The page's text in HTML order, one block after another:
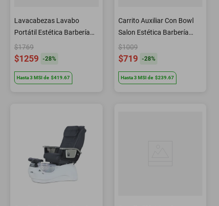
Lavacabezas Lavabo
Portátil Estética Barbería
BCS142 Letmex
$1769
$1259 -28%
Hasta3 MSIde $419.67
Carrito Auxiliar Con Bowl
Salon Estética Barbería
BM3634 Letmex
$1009
$719 -28%
Hasta3 MSIde $239.67